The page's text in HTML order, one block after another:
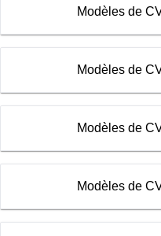
Modèles de
Modèles de
Modèles de
Modèles de